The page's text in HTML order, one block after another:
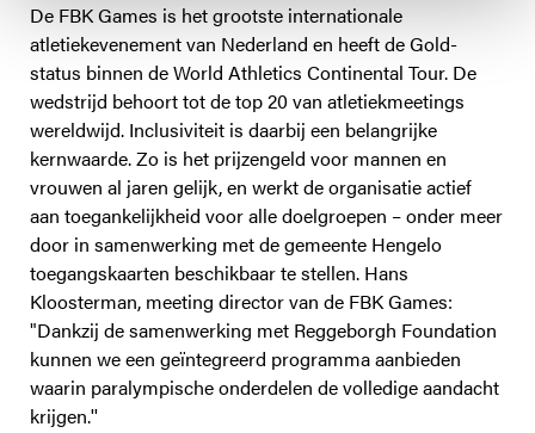
De FBK Games is het grootste internationale
atletiekevenement van Nederland en heeft de Gold-
status binnen de World Athletics Continental Tour. De
wedstrijd behoort tot de top 20 van atletiekmeetings
wereldwijd. Inclusiviteit is daarbij een belangrijke
kernwaarde. Zo is het prijzengeld voor mannen en
vrouwen al jaren gelijk, en werkt de organisatie actief
aan toegankelijkheid voor alle doelgroepen – onder meer
door in samenwerking met de gemeente Hengelo
toegangskaarten beschikbaar te stellen. Hans
Kloosterman, meeting director van de FBK Games:
"Dankzij de samenwerking met Reggeborgh Foundation
kunnen we een geïntegreerd programma aanbieden
waarin paralympische onderdelen de volledige aandacht
krijgen.''